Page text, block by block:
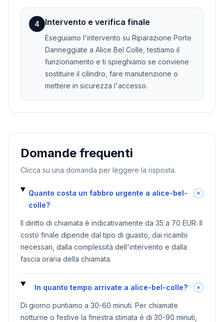
4 Intervento e verifica finale
Eseguiamo l'intervento su Riparazione Porte
Danneggiate a Alice Bel Colle, testiamo il
funzionamento e ti spieghiamo se conviene
sostituire il cilindro, fare manutenzione o
mettere in sicurezza l'accesso.
Domande frequenti
Clicca su una domanda per leggere la risposta.
Quanto costa un fabbro urgente a alice-bel-
colle?
Il diritto di chiamata è indicativamente da 35 a 70 EUR. Il
costo finale dipende dal tipo di guasto, dai ricambi
necessari, dalla complessità dell'intervento e dalla
fascia oraria della chiamata.
In quanto tempo arrivate a alice-bel-colle?
Di giorno puntiamo a 30-60 minuti. Per chiamate
notturne o festive la finestra stimata è di 30-90 minuti,